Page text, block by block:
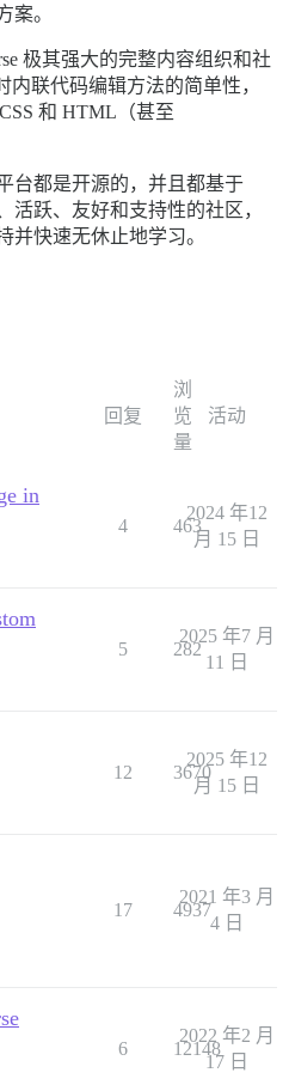
案。
极其强大的完整内容组织和社
内联代码编辑方法的简单性，
和 HTML（甚至
台都是开源的，并且都基于
活跃、友好和支持性的社区，
并快速无休止地学习。
回复
浏
览
量
活动
in
4 463
2024 年12
月 15 日
5 282
2025 年7 月
11 日
12 3670
2025 年12
月 15 日
17 4937
2021 年3 月
4 日
6 12148
2022 年2 月
17 日